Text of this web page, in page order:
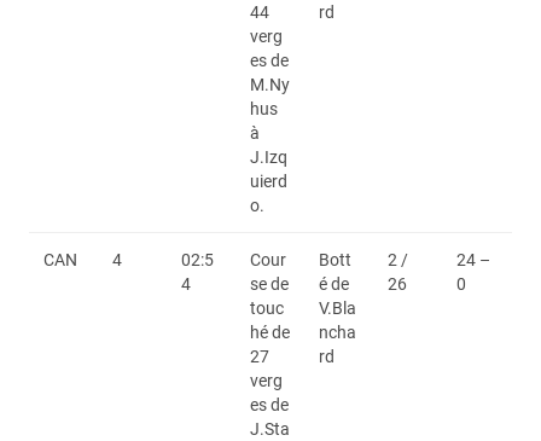
44
verg
es de
M.Ny
hus
à
J.Izq
uierd
o.
rd
CAN 4
02:5
4
Cour
se de
touc
hé de
27
verg
es de
J.Sta
Bott
é de
V.Bla
ncha
rd
2 /
26
24 –
0